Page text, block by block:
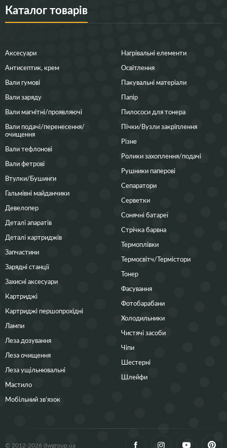
Каталог товарів
Аксесуари
Антисептик, крем
Вали гумові
Вали заряду
Вали магнітні/проявляючі
Вали подачі/перенесення/
очищення
Вали тефлонові
Вали фетрові
Втулки/Бушинги
Гальмівні майданчики
Девелопер
Деталі апаратів
Деталі картриджів
Запчастини
Зарядні станції
Захисні аксесуари
Картриджі
Картриджі першопрохідні
Лампи
Леза дозування
Леза очищення
Леза ущільнювальні
Мастило
Мобільний зв’язок
Нагрівальні елементи
Освітлення
Пакувальні матеріали
Папір
Пилососи для тонера
Пічки/Вузли закріплення
Різне
Ролики захоплення/подачі
Рушники паперові
Сепаратори
Серветки
Сонячні батареї
Стрічка барвна
Термоплівки
Термосвітч/Термістори
Тонер
Фасування
Фотобарабани
Холодильники
Чистячі засоби
Чіпи
Шестерні
Шлейфи
© 2012-2026 dwgroup.ua